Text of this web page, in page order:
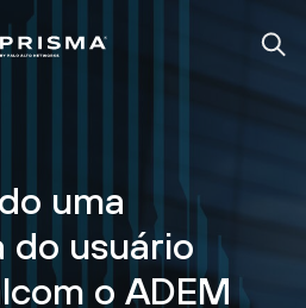
uma
do usuário
com o ADEM